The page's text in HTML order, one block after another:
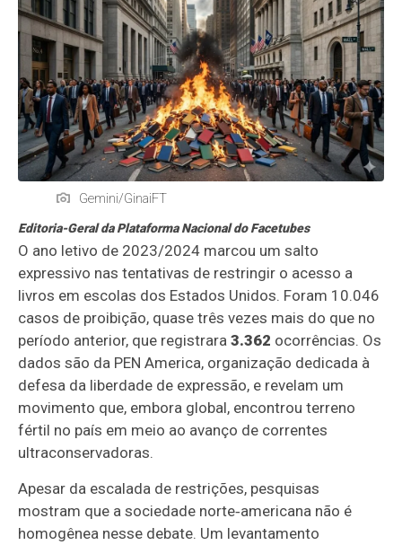
Gemini/GinaiFT
Editoria-Geral da Plataforma Nacional do Facetubes
O ano letivo de 2023/2024 marcou um salto
expressivo nas tentativas de restringir o acesso a
livros em escolas dos Estados Unidos. Foram 10.046
casos de proibição, quase três vezes mais do que no
período anterior, que registrara3.362 ocorrências. Os
dados são da PEN America, organização dedicada à
defesa da liberdade de expressão, e revelam um
movimento que, embora global, encontrou terreno
fértil no país em meio ao avanço de correntes
ultraconservadoras.
Apesar da escalada de restrições, pesquisas
mostram que a sociedade norte‑americana não é
homogênea nesse debate. Um levantamento